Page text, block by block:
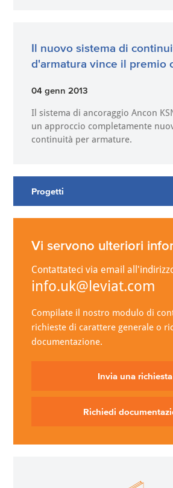
Il nuovo sistema di
d'armatura vince il premio
04 genn 2013
Il sistema di ancoraggio Ancon
un approccio completamente
continuità per armature.
Progetti
Vi servono ulteriori
Contattateci via email
info.uk@leviat.com
Compilate il nostro modulo di
richieste di carattere generale o
documentazione.
Invia una richiesta
Richiedi